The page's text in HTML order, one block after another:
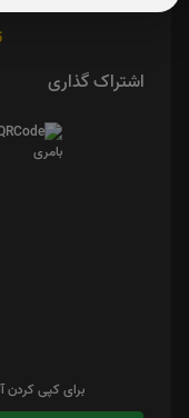
اشتراک گذاری
برای کپی